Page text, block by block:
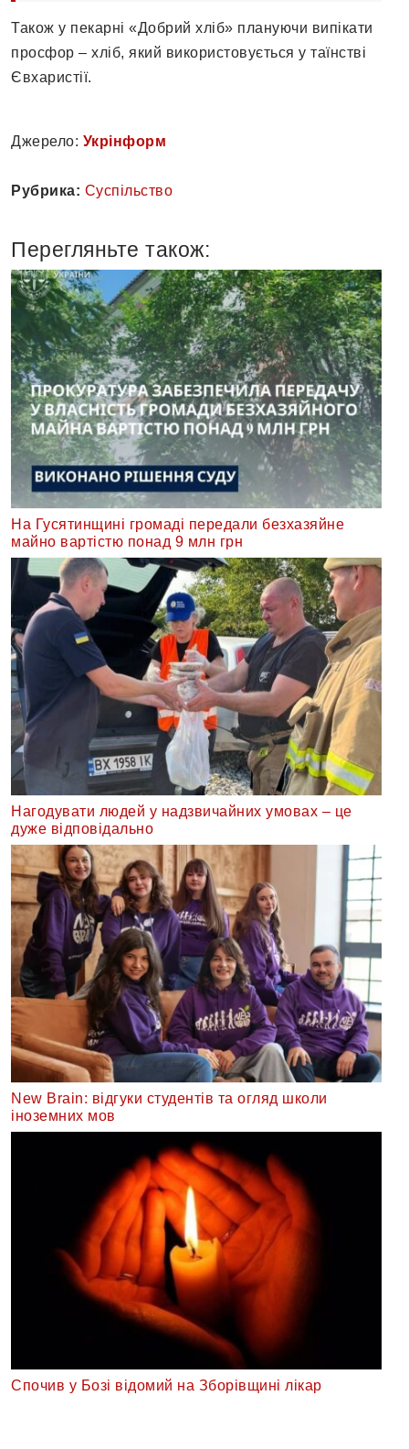
Також у пекарні «Добрий хліб» плануючи випікати
просфор – хліб, який використовується у таїнстві
Євхаристії.
Джерело: Укрінформ
Рубрика: Суспільство
Перегляньте також:
На Гусятинщині громаді передали безхазяйне
майно вартістю понад 9 млн грн
Нагодувати людей у надзвичайних умовах – це
дуже відповідально
New Brain: відгуки студентів та огляд школи
іноземних мов
Спочив у Бозі відомий на Зборівщині лікар